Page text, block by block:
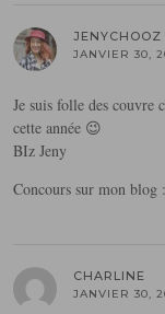
JENYCHOOZ
JANVIER 30,
Je suis folle des couvre
cette année 😉
BIz Jeny
Concours sur mon blog :
CHARLINE
JANVIER 30,